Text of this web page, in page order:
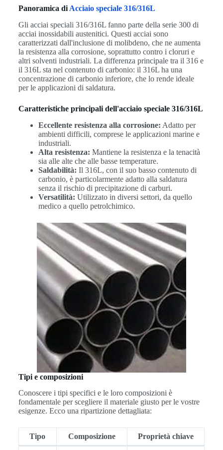
Panoramica di Acciaio speciale 316/316L
Gli acciai speciali 316/316L fanno parte della serie 300 di
acciai inossidabili austenitici. Questi acciai sono
caratterizzati dall'inclusione di molibdeno, che ne aumenta
la resistenza alla corrosione, soprattutto contro i cloruri e
altri solventi industriali. La differenza principale tra il 316 e
il 316L sta nel contenuto di carbonio: il 316L ha una
concentrazione di carbonio inferiore, che lo rende ideale
per le applicazioni di saldatura.
Caratteristiche principali dell'acciaio speciale 316/316L
Eccellente resistenza alla corrosione: Adatto per
ambienti difficili, comprese le applicazioni marine e
industriali.
Alta resistenza: Mantiene la resistenza e la tenacità
sia alle alte che alle basse temperature.
Saldabilità: Il 316L, con il suo basso contenuto di
carbonio, è particolarmente adatto alla saldatura
senza il rischio di precipitazione di carburi.
Versatilità: Utilizzato in diversi settori, da quello
medico a quello petrolchimico.
Tipi e composizioni
Conoscere i tipi specifici e le loro composizioni è
fondamentale per scegliere il materiale giusto per le vostre
esigenze. Ecco una ripartizione dettagliata:
Tipo Composizione Proprietà chiave